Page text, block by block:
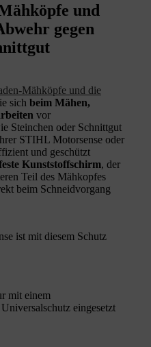
und
gegen
Mähköpfe und die
sich beim Mähen,
vor
Steinchen oder Schnittgut
STIHL Motorsense oder
und geschützt
Kunststoffschirm, der
Teil des Mähkopfes
beim Schneidvorgang
ist mit diesem Schutz
mit einem
eingesetzt